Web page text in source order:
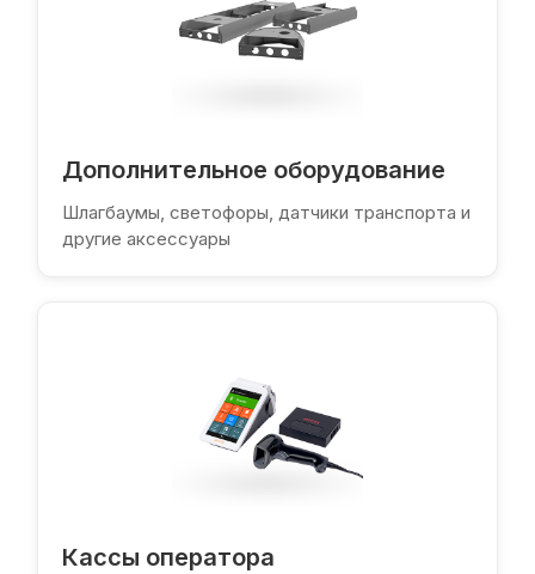
Дополнительное оборудование
Шлагбаумы, светофоры, датчики транспорта и
другие аксессуары
Кассы оператора